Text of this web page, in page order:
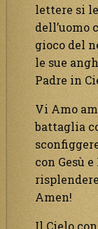
lettere si
dell’uomo
gioco del
le sue
Padre in
Vi Amo
battaglia
con Gesù
Amen!
Il Cielo